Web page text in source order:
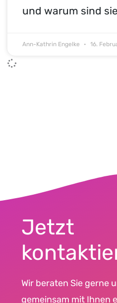
und warum sind
Ann-Kathrin Engelke 16.
Jetzt
Wir beraten Sie gerne
gemeinsam mit Ihnen